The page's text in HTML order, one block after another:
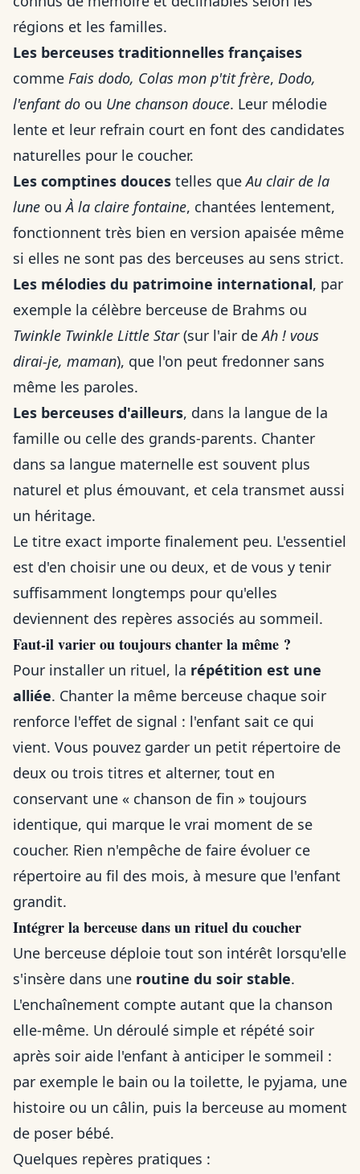
régions et les familles.
Les berceuses traditionnelles françaises
comme Fais dodo, Colas mon p'tit frère, Dodo,
l'enfant do ou Une chanson douce. Leur mélodie
lente et leur refrain court en font des candidates
naturelles pour le coucher.
Les comptines douces telles queAu clair de la
lune ouÀ la claire fontaine, chantées lentement,
fonctionnent très bien en version apaisée même
si elles ne sont pas des berceuses au sens strict.
Les mélodies du patrimoine international, par
exemple la célèbre berceuse de Brahms ou
Twinkle Twinkle Little Star(sur l'air deAh ! vous
dirai-je, maman), que l'on peut fredonner sans
même les paroles.
Les berceuses d'ailleurs, dans la langue de la
famille ou celle des grands-parents. Chanter
dans sa langue maternelle est souvent plus
naturel et plus émouvant, et cela transmet aussi
un héritage.
Le titre exact importe finalement peu. L'essentiel
est d'en choisir une ou deux, et de vous y tenir
suffisamment longtemps pour qu'elles
deviennent des repères associés au sommeil.
Faut-il varier ou toujours chanter la même ?
Pour installer un rituel, la répétition est une
alliée. Chanter la même berceuse chaque soir
renforce l'effet de signal : l'enfant sait ce qui
vient. Vous pouvez garder un petit répertoire de
deux ou trois titres et alterner, tout en
conservant une « chanson de fin » toujours
identique, qui marque le vrai moment de se
coucher. Rien n'empêche de faire évoluer ce
répertoire au fil des mois, à mesure que l'enfant
grandit.
Intégrer la berceuse dans un rituel du coucher
Une berceuse déploie tout son intérêt lorsqu'elle
s'insère dans une routine du soir stable.
L'enchaînement compte autant que la chanson
elle-même. Un déroulé simple et répété soir
après soir aide l'enfant à anticiper le sommeil :
par exemple le bain ou la toilette, le pyjama, une
histoire ou un câlin, puis la berceuse au moment
de poser bébé.
Quelques repères pratiques :